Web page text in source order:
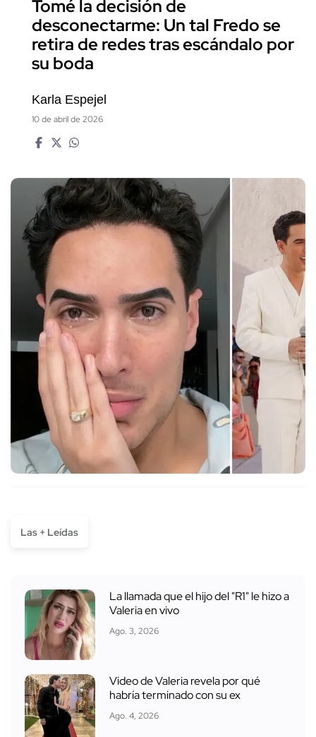
Tomé la decisión de
desconectarme: Un tal Fredo se
retira de redes tras escándalo por
su boda
Karla Espejel
10 de abril de 2026
Las + Leídas
La llamada que el hijo del "R1" le hizo a
Valeria en vivo
Ago. 3, 2026
Video de Valeria revela por qué
habría terminado con su ex
Ago. 4, 2026